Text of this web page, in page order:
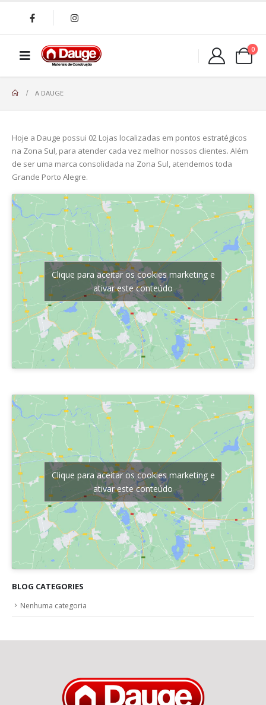
0
A DAUGE
Hoje a Dauge possui 02 Lojas localizadas em pontos estratégicos
na Zona Sul, para atender cada vez melhor nossos clientes. Além
de ser uma marca consolidada na Zona Sul, atendemos toda
Grande Porto Alegre.
Clique para aceitar os cookies marketing e
ativar este conteúdo
Clique para aceitar os cookies marketing e
ativar este conteúdo
BLOG CATEGORIES
Nenhuma categoria